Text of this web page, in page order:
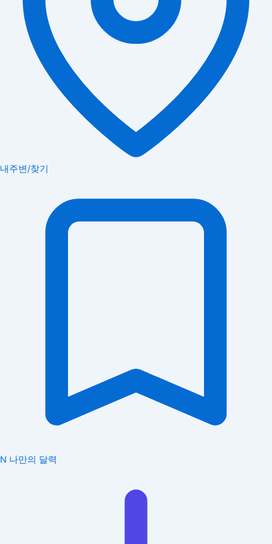
내주변/찾기
N 나만의 달력